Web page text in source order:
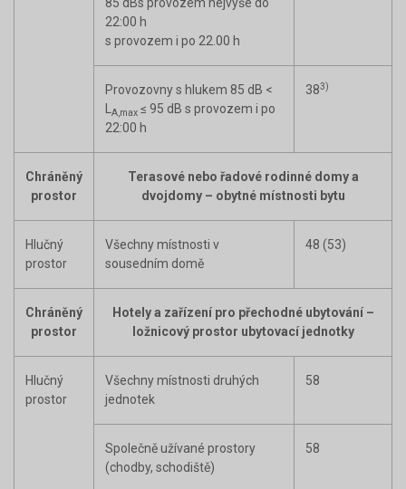
22:00 h
s provozem i po 22.00 h
Provozovny s hlukem 85 dB <
A,max ≤ 95 dB s provozem i po
22:00 h
383)
Chráněný
prostor
Terasové nebo řadové rodinné domy a
dvojdomy – obytné místnosti bytu
Hlučný
prostor
Všechny místnosti v
sousedním domě
48 (53)
Chráněný
prostor
Hotely a zařízení pro přechodné ubytování –
ložnicový prostor ubytovací jednotky
Hlučný
prostor
Všechny místnosti druhých
jednotek
58
Společně užívané prostory
(chodby, schodiště)
58